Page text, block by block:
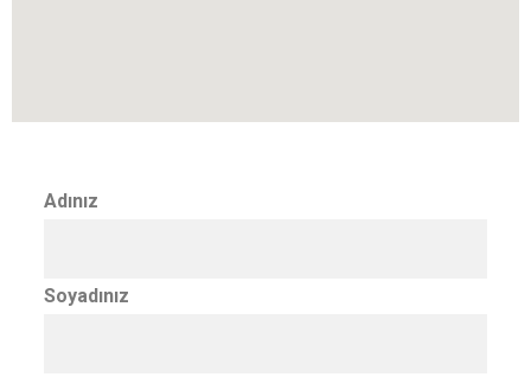
Adınız
Soyadınız